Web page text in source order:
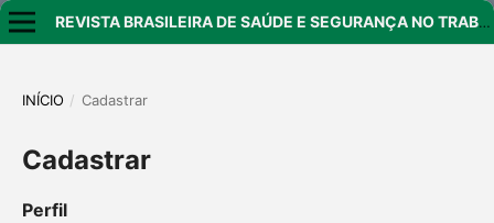
REVISTA BRASILEIRA DE SAÚDE E SEGURANÇA NO TRABALHO
INÍCIO / Cadastrar
Cadastrar
Perfil